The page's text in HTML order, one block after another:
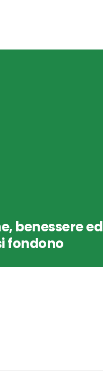
benessere ed
fondono